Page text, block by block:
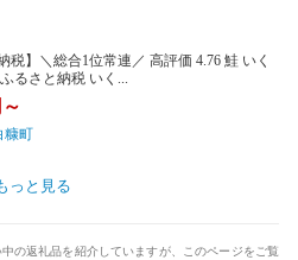
税】＼総合1位常連／ 高評価 4.76 鮭 いく
るさと納税 いく...
糠町
っと見る
の返礼品を紹介していますが、このページをご覧